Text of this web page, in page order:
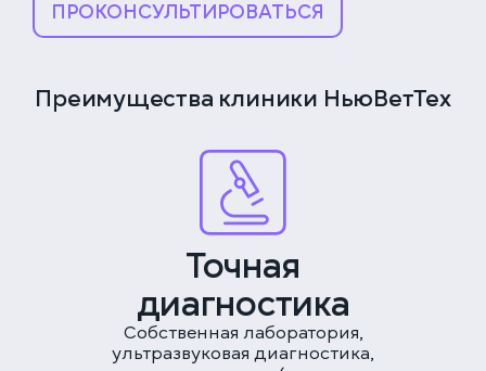
ПРОКОНСУЛЬТИРОВАТЬСЯ
Преимущества клиники НьюВетТех
Точная
диагностика
Собственная лаборатория,
ультразвуковая диагностика,
КЛИНИКА НА СЕРПУХОВСКОЙ
Выберите дату
ЕДИНАЯ СПРАВОЧНАЯ (КРУГЛОСУТОЧНО)
+7 (499) 288-80-36
Закажите звонок, и мы перезвоним вам в течение